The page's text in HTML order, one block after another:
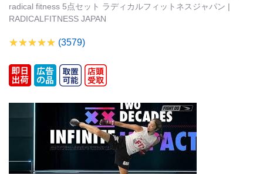
radical fitness 5点セット ラディカルフィットネスジャパン |
RADICALFITNESS JAPAN
(3579)